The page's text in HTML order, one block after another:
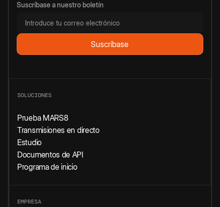
Suscríbase a nuestro boletín
SOLUCIONES
Prueba MARS8
Transmisiones en directo
Estudio
Documentos de API
Programa de inicio
EMPRESA